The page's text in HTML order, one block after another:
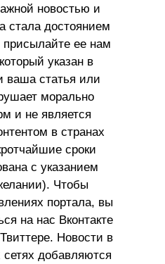
новостью и
стала достоянием
ее нам
указан в
ваша статья или
морально
и не является
в странах
сроки
с указанием
Чтобы
портала, вы
на нас Вконтакте
Новости в
добавляются